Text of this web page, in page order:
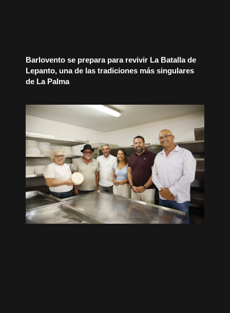
Barlovento se prepara para revivir La Batalla de
Lepanto, una de las tradiciones más singulares
de La Palma